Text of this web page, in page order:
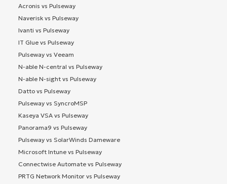
Acronis vs Pulseway
Naverisk vs Pulseway
Ivanti vs Pulseway
IT Glue vs Pulseway
Pulseway vs Veeam
N-able N-central vs Pulseway
N-able N-sight vs Pulseway
Datto vs Pulseway
Pulseway vs SyncroMSP
Kaseya VSA vs Pulseway
Panorama9 vs Pulseway
Pulseway vs SolarWinds Dameware
Microsoft Intune vs Pulseway
Connectwise Automate vs Pulseway
PRTG Network Monitor vs Pulseway